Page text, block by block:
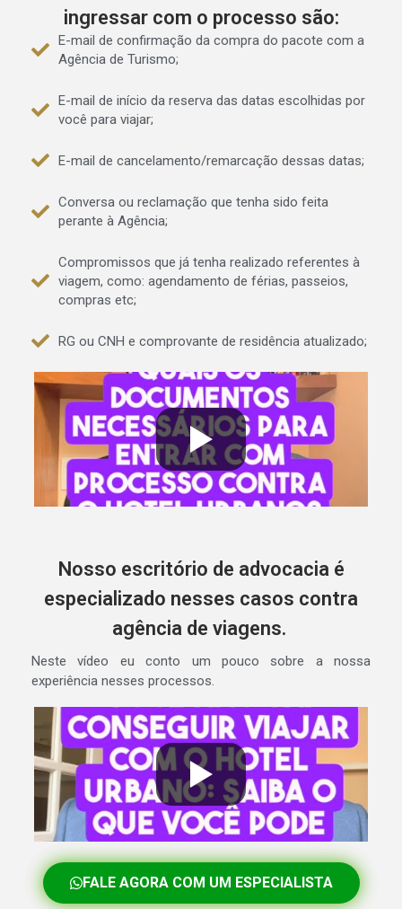
ingressar com o processo são:
E-mail de confirmação da compra do pacote com a
Agência de Turismo;
E-mail de início da reserva das datas escolhidas por
você para viajar;
E-mail de cancelamento/remarcação dessas datas;
Conversa ou reclamação que tenha sido feita
perante à Agência;
Compromissos que já tenha realizado referentes à
viagem, como: agendamento de férias, passeios,
compras etc;
RG ou CNH e comprovante de residência atualizado;
Nosso escritório de advocacia é
especializado nesses casos contra
agência de viagens.
Neste vídeo eu conto um pouco sobre a nossa
experiência nesses processos.
FALE AGORA COM UM ESPECIALISTA